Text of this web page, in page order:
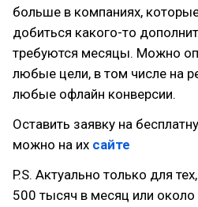
больше в компаниях,
добиться какого-то
требуются месяцы. Можно
любые цели, в том числе на
любые офлайн конверсии.
Оставить заявку на
можно на их сайте
P.S. Актуально только для
500 тысяч в месяц или около